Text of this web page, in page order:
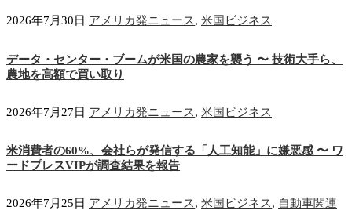
2026年7月30日 アメリカ発ニュース, 米国ビジネス
データ・センター・ブームが米国の農家を襲う 〜 技術大手ら、
農地を高額で買い取り
2026年7月27日 アメリカ発ニュース, 米国ビジネス
米消費者の60%、会社らが発信する「人工知能」に嫌悪感 〜 ワ
ードプレスVIPが調査結果を報告
2026年7月25日 アメリカ発ニュース, 米国ビジネス, 自動車関連